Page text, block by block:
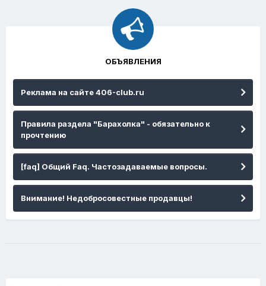
ОБЪЯВЛЕНИЯ
Реклама на сайте 406-club.ru
Правила раздела "Барахолка" - обязательно к
прочтению
[faq] Общий Faq. Частозадаваемые вопросы.
Внимание! Недобросовестные продавцы!